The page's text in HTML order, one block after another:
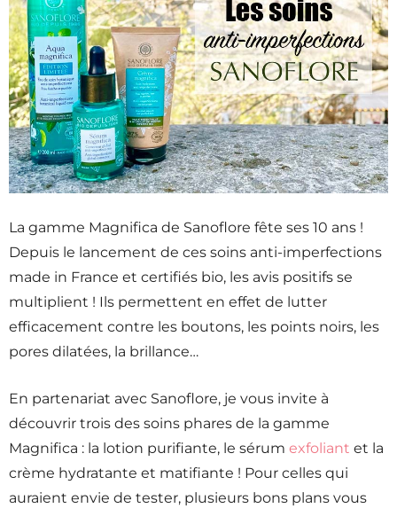
La gamme Magnifica de Sanoflore fête ses 10 ans !
Depuis le lancement de ces soins anti-imperfections
made in France et certifiés bio, les avis positifs se
multiplient ! Ils permettent en effet de lutter
efficacement contre les boutons, les points noirs, les
pores dilatées, la brillance…
En partenariat avec Sanoflore, je vous invite à
découvrir trois des soins phares de la gamme
Magnifica : la lotion purifiante, le sérum exfoliant et la
crème hydratante et matifiante ! Pour celles qui
auraient envie de tester, plusieurs bons plans vous